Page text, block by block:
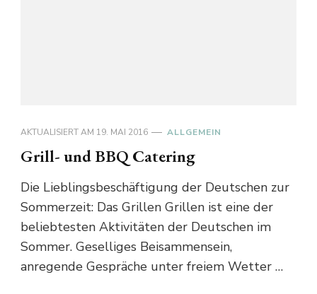
AKTUALISIERT AM 19. MAI 2016 ALLGEMEIN
Grill- und BBQ Catering
Die Lieblingsbeschäftigung der Deutschen zur
Sommerzeit: Das Grillen Grillen ist eine der
beliebtesten Aktivitäten der Deutschen im
Sommer. Geselliges Beisammensein,
anregende Gespräche unter freiem Wetter …